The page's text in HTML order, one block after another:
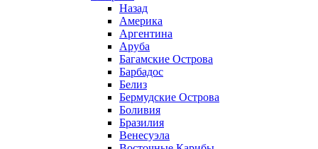
Назад
Америка
Аргентина
Аруба
Багамские Острова
Барбадос
Белиз
Бермудские Острова
Боливия
Бразилия
Венесуэла